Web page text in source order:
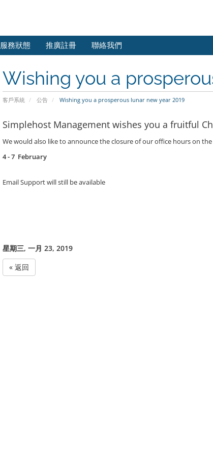
服務狀態 推廣註冊 聯絡我們
Wishing you a
客戶系統 公告 Wishing you a prosperous lunar new year 2019
Simplehost Management wishes you a fruitful
We would also like to announce the closure of our office hours on
4 - 7 February
Email Support will still be available
星期三, 一月 23, 2019
« 返回